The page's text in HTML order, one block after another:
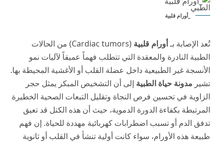
_أورام قلبية
تُعد الإصابة بـأورام قلبية
(Cardiac tumors) من الحالات
الطبية النادرة والمعقدة التي تتطلب فهماً عميقاً لآليات نمو
الأنسجة غير الطبيعية داخل عضلة القلب أو الأغشية المحيطة بها.
تشير مدونة حياة الطبية إلى أن التشخيص المبكر يمثل حجر
الزاوية في تحسين فرص النجاة وتقليل التبعات الصحية الخطيرة
المرتبطة بكفاءة الدورة الدموية، حيث أن هذه الكتل قد تعيق
تدفق الدم أو تسبب اضطرابات كهربائية مهددة للحياة. إن فهم
طبيعة هذه الأورام، سواء كانت أولية تنشأ في القلب أو ثانوية